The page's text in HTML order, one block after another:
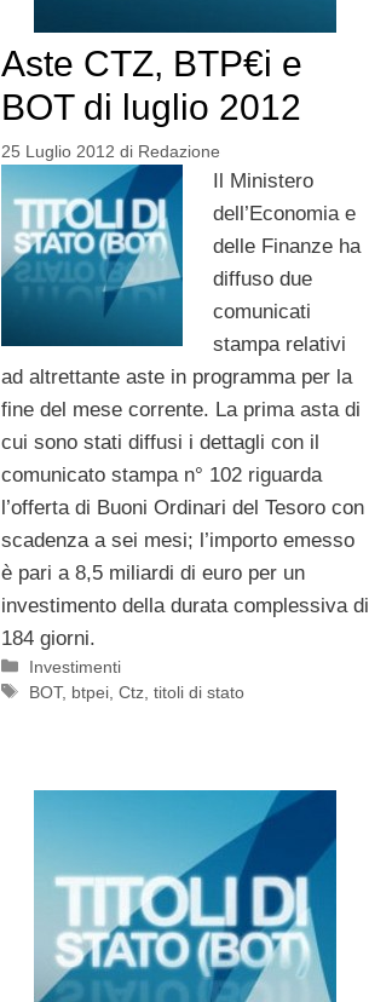
Aste CTZ, BTP€i e
BOT di luglio 2012
25 Luglio 2012 di Redazione
Il Ministero
dell’Economia e
delle Finanze ha
diffuso due
comunicati
stampa relativi
ad altrettante aste in programma per la
fine del mese corrente. La prima asta di
cui sono stati diffusi i dettagli con il
comunicato stampa n° 102 riguarda
l’offerta di Buoni Ordinari del Tesoro con
scadenza a sei mesi; l’importo emesso
è pari a 8,5 miliardi di euro per un
investimento della durata complessiva di
184 giorni.
Categorie
Investimenti
Tag
BOT, btpei ,Ctz ,titoli di stato